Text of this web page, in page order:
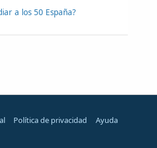
a los 50 España?
Política de privacidad
Ayuda